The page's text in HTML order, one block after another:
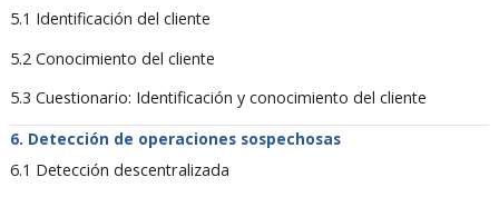
5.1 Identificación del cliente
5.2 Conocimiento del cliente
5.3 Cuestionario: Identificación y conocimiento del cliente
Detección de operaciones sospechosas
6.1 Detección descentralizada